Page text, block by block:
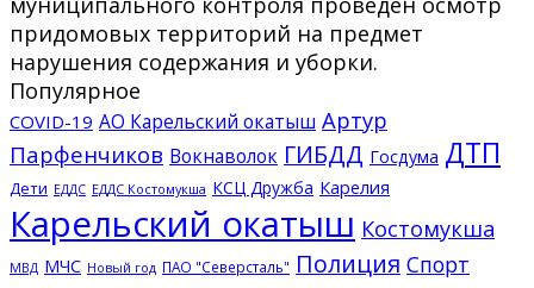
придомовых территорий на предмет
нарушения содержания и уборки.
Популярное
COVID-19 АО Карельский окатыш Артур
Парфенчиков Вокнаволок ГИБДД Госдума ДТП
Дети ЕДДС ЕДДС Костомукша КСЦ Дружба Карелия
Карельский окатыш Костомукша
МВД МЧС Новый год ПАО "Северсталь" Полиция Спорт